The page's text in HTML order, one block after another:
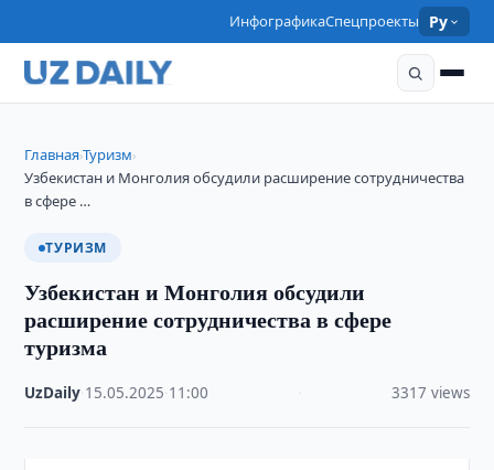
ИнфографикаСпецпроекты Ру
Главная›Туризм›
Узбекистан и Монголия обсудили расширение сотрудничества
в сфере …
ТУРИЗМ
Узбекистан и Монголия обсудили
расширение сотрудничества в сфере
туризма
UzDaily 15.05.2025 11:00 3317 views